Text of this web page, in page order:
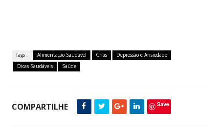
Tags : Alimentação Saudável Chás
Depressão e Ansiedade
Dicas Saudáveis
Saúde
COMPARTILHE Save